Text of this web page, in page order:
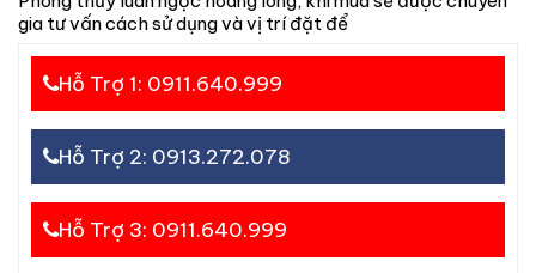
gia tư vấn cách sử dụng và vị trí đặt để
Hỗ Trợ 1: 0911.640.999
Hỗ Trợ 2: 0913.272.078
Hỗ Trợ 3: 0911.640.999